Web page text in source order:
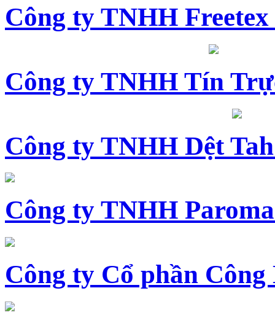
Công ty TNHH
Công ty TNHH Tín
Công ty TNHH Dệt
Công ty TNHH
Công ty Cổ phần Công